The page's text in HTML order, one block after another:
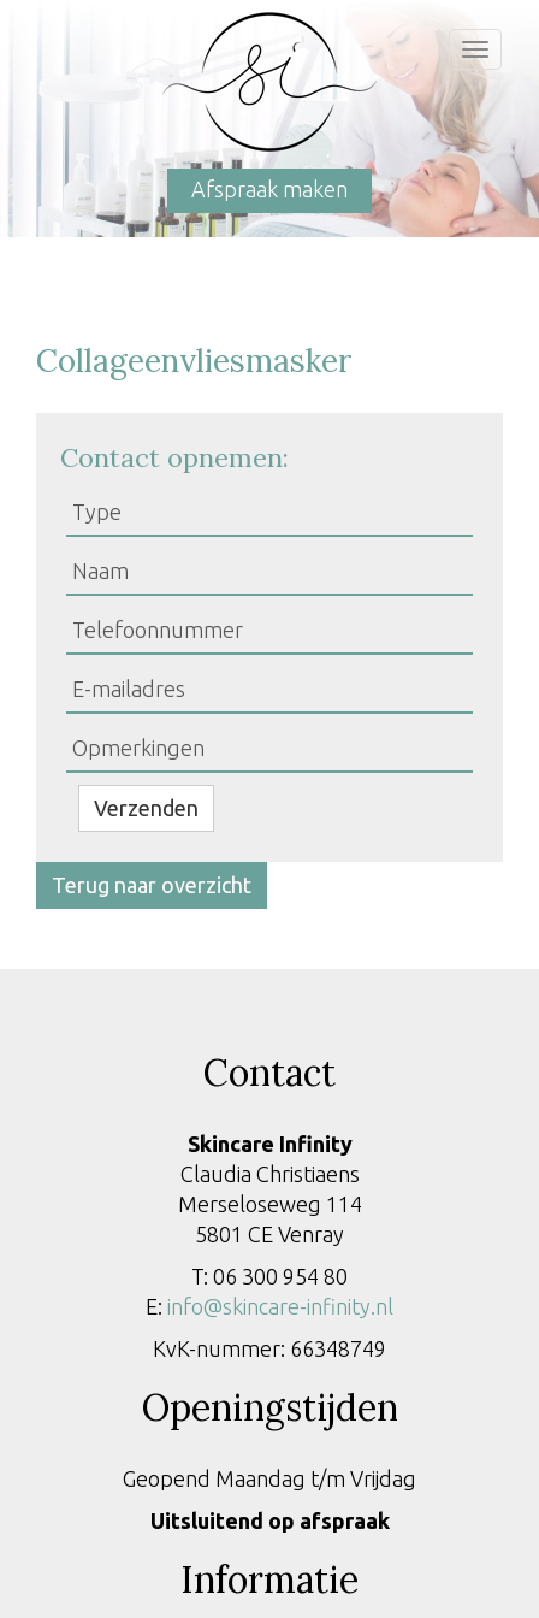
Afspraak maken
Collageenvliesmasker
Contact opnemen:
Bedrijfsnaam
Verzenden
Terug naar overzicht
Contact
Skincare Infinity
Claudia Christiaens
Merseloseweg 114
5801 CE Venray
T: 06 300 954 80
E: info@skincare-infinity.nl
KvK-nummer: 66348749
Openingstijden
Geopend Maandag t/m Vrijdag
Uitsluitend op afspraak
Informatie